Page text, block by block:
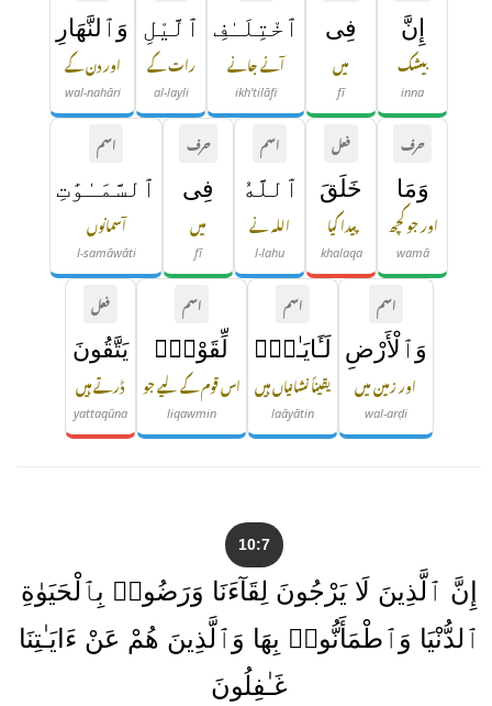
إِنَّ
بیشک
inna
فِى
میں
fī
ٱخْتِلَـٰفِ
آنے جانے
ikh'tilāfi
ٱلَّيْلِ
رات کے
al-layli
وَٱلنَّهَارِ
اور دن کے
wal-nahāri
حرف
وَمَا
اور جو کچھ
wamā
فعل
خَلَقَ
پیدا کیا
khalaqa
اسم
ٱللَّهُ
اللہ نے
l-lahu
حرف
فِى
میں
fī
اسم
ٱلسَّمَـٰوَٰتِ
آسمانوں
l-samāwāti
اسم
وَٱلْأَرْضِ
اور زمین میں
wal-arḍi
اسم
لَـَٔايَـٰتٍۢ
یقیناً نشانیاں ہیں
laāyātin
اسم
لِّقَوْمٍۢ
اس قوم کے لیے جو
liqawmin
فعل
يَتَّقُونَ
ڈرتے ہیں
yattaqūna
10:7
إِنَّ ٱلَّذِينَ لَا يَرْجُونَ لِقَآءَنَا وَرَضُوا۟ بِٱلْحَيَوٰةِ
ٱلدُّنْيَا وَٱطْمَأَنُّوا۟ بِهَا وَٱلَّذِينَ هُمْ عَنْ ءَايَـٰتِنَا
غَـٰفِلُونَ